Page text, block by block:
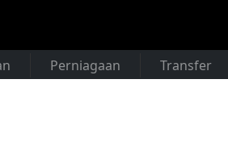
Perniagaan Transfer